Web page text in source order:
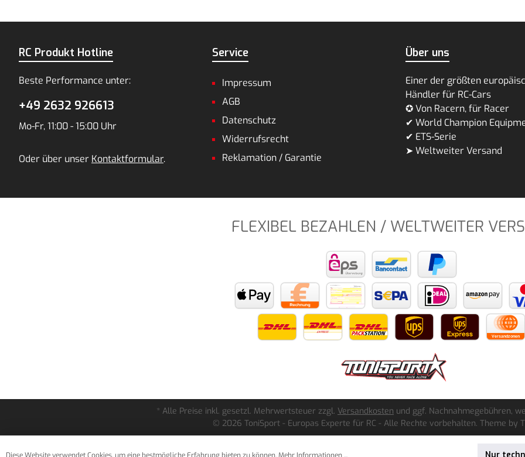
RC Produkt Hotline
Beste Performance unter:
+49 2632 926613
Mo-Fr, 11:00 - 15:00 Uhr
Oder über unser Kontaktformular.
Service
Impressum
AGB
Datenschutz
Widerrufsrecht
Reklamation / Garantie
Über uns
Einer der größten
Händler für RC-Cars
✪ Von Racern, für Racer
✔ World Champion
✔ ETS-Serie
➤ Weltweiter Versand
FLEXIBEL BEZAHLEN / WELTWEITER
* Alle Preise inkl. gesetzl. Mehrwertsteuer zzgl. Versandkosten und ggf. Nachnahmegebühren,
© 2026 ToniSport - Europas Experte für RC - Alle Rechte vorbehalten. Theme by